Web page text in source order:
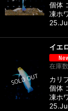
個体
凍ホ
イエ
在庫
カリ
個体
凍ホ